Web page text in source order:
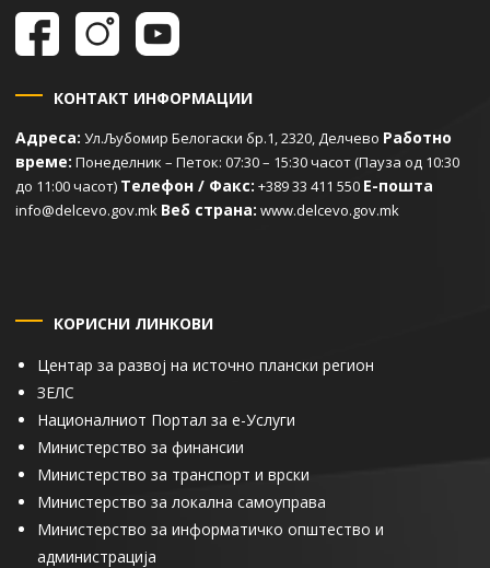
КОНТАКТ ИНФОРМАЦИИ
Адреса: Ул.Љубомир Белогаски бр.1, 2320, Делчево Работно
време: Понеделник – Петок: 07:30 – 15:30 часот (Пауза од 10:30
до 11:00 часот) Телефон / Факс: +389 33 411 550 Е-пошта
info@delcevo.gov.mk Веб страна: www.delcevo.gov.mk
КОРИСНИ ЛИНКОВИ
Центар за развој на источно плански регион
ЗЕЛС
Националниот Портал за е-Услуги
Министерство за финансии
Министерство за транспорт и врски
Министерство за локална самоуправа
Министерство за информатичко општество и
администрација